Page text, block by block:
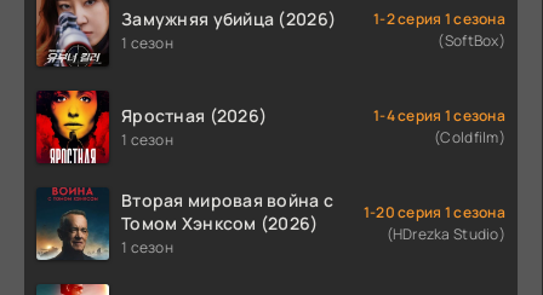
Замужняя убийца (2026)
1 сезон
1-2 серия 1 сезона
(SoftBox)
Яростная (2026)
1 сезон
1-4 серия 1 сезона
(Coldfilm)
Вторая мировая война с
Томом Хэнксом (2026)
1 сезон
1-20 серия 1 сезона
(HDrezka Studio)